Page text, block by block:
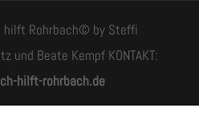
hilft Rohrbach© by Steffi
und Beate Kempf KONTAKT:
hilft-rohrbach.de